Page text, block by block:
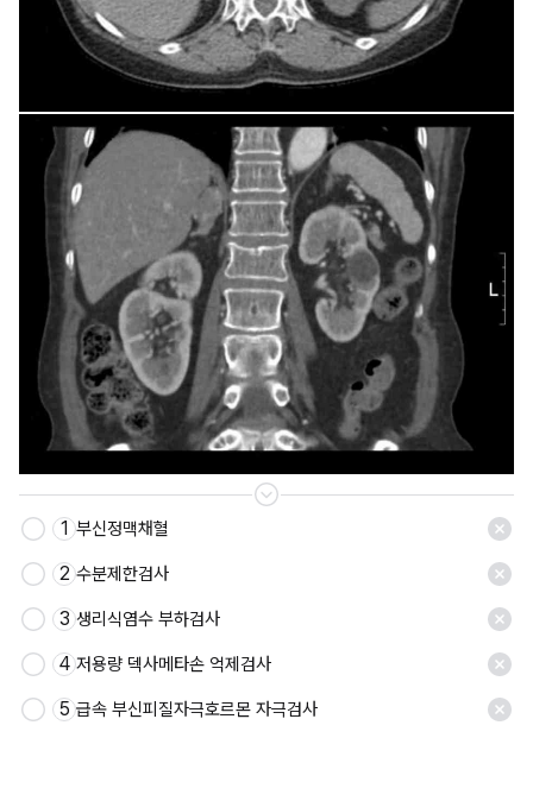
저장
1 부신정맥채혈
2 수분제한검사
3 생리식염수 부하검사
4 저용량 덱사메타손 억제검사
5 급속 부신피질자극호르몬 자극검사